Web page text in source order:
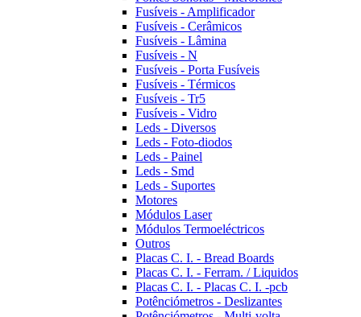
Fusíveis - Amplificador
Fusíveis - Cerâmicos
Fusíveis - Lâmina
Fusíveis - N
Fusíveis - Porta Fusíveis
Fusíveis - Térmicos
Fusíveis - Tr5
Fusíveis - Vidro
Leds - Diversos
Leds - Foto-diodos
Leds - Painel
Leds - Smd
Leds - Suportes
Motores
Módulos Laser
Módulos Termoeléctricos
Outros
Placas C. I. - Bread Boards
Placas C. I. - Ferram. / Liquidos
Placas C. I. - Placas C. I. -pcb
Potênciómetros - Deslizantes